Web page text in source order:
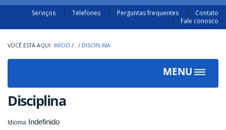
Serviços Telefones Perguntas frequentes
Contato
Fale conosco
INÍCIO / / DISCIPLINA
MENU
Toggle
Disciplina
Idioma Indefinido